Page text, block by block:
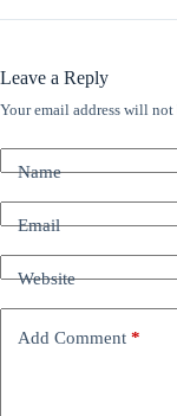
Leave a Reply
Your email address will
Name
Email
Website
Add Comment *